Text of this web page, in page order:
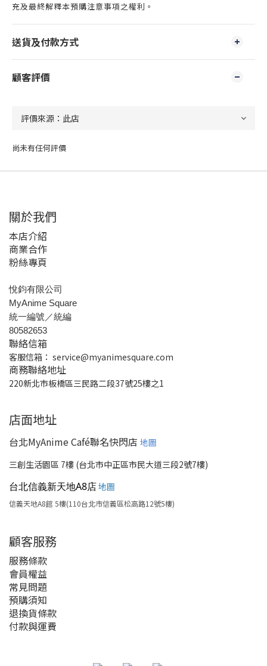
充及最終解釋本預購注意事項之權利。
送貨及付款方式
顧客評價
尚未有任何評價
關於我們
本店介紹
商業合作
粉絲專頁
悅鈞有限公司
MyAnime Square
統一編號／統編
80582653
聯絡信箱
客服信箱： service@myanimesquare.com
商務聯絡地址
220新北市板橋區三民路二段37號25樓之1
店面地址
台北MyAnime Café聯名快閃店 地圖
三創生活園區 7樓 (台北市中正區市民大道三段2號7樓)
台北信義新天地A8店地圖
信義天地A8館 5樓(110台北市信義區松高路12號5樓)
顧客服務
服務條款
會員權益
常見問題
預購須知
退換貨條款
付款與運費